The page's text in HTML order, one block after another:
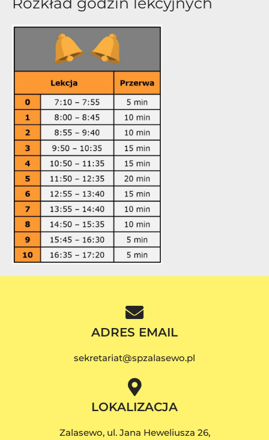
ADRES EMAIL
sekretariat@spzalasewo.pl
LOKALIZACJA
Zalasewo, ul. Jana Heweliusza 26,